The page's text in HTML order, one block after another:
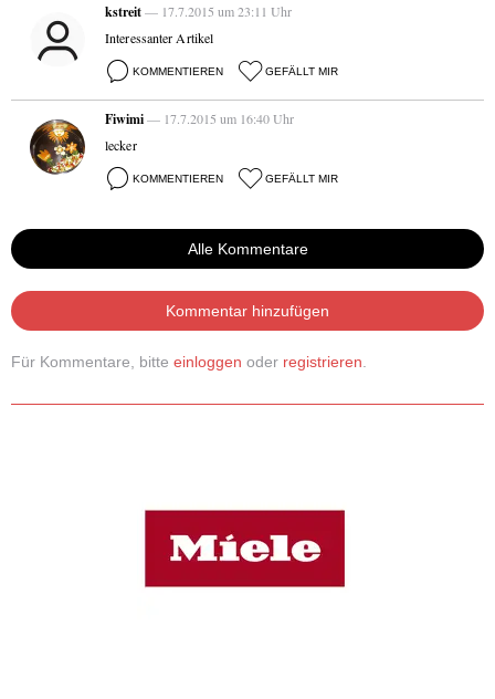
kstreit— 17.7.2015 um 23:11 Uhr
Interessanter Artikel
KOMMENTIEREN GEFÄLLT MIR
Fiwimi— 17.7.2015 um 16:40 Uhr
lecker
KOMMENTIEREN GEFÄLLT MIR
Alle Kommentare
Kommentar hinzufügen
Für Kommentare, bitte einloggen oder registrieren